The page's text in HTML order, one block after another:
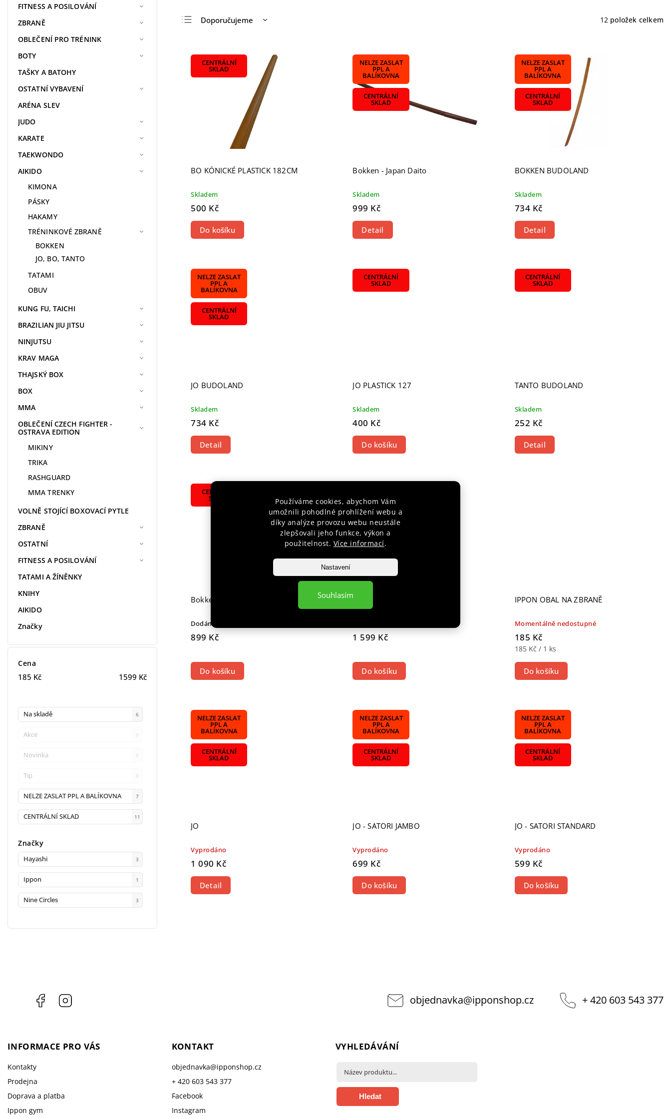
Používáme cookies, abychom Vám
umožnili pohodlné prohlížení webu a
díky analýze provozu webu neustále
zlepšovali jeho funkce, výkon a
použitelnost. Více informací.
Nastavení
Souhlasím
FITNESS A POSILOVÁNÍ
ZBRANĚ
OBLEČENÍ PRO TRÉNINK
BOTY
TAŠKY A BATOHY
OSTATNÍ VYBAVENÍ
ARÉNA SLEV
JUDO
KARATE
TAEKWONDO
AIKIDO
KIMONA
PÁSKY
HAKAMY
TRÉNINKOVÉ ZBRANĚ
BOKKEN
JO, BO, TANTO
TATAMI
OBUV
KUNG FU, TAICHI
BRAZILIAN JIU JITSU
NINJUTSU
KRAV MAGA
THAJSKÝ BOX
BOX
MMA
OBLEČENÍ CZECH FIGHTER -
OSTRAVA EDITION
MIKINY
TRIKA
RASHGUARD
MMA TRENKY
VOLNĚ STOJÍCÍ BOXOVACÍ PYTLE
ZBRANĚ
OSTATNÍ
FITNESS A POSILOVÁNÍ
TATAMI A ŽÍNĚNKY
KNIHY
AIKIDO
Značky
Cena
185 Kč 1599 Kč
Na skladě 6
Akce 0
Novinka 0
Tip 0
NELZE ZASLAT PPL A BALÍKOVNA 7
CENTRÁLNÍ SKLAD 11
Značky
Hayashi 3
Ippon 1
Nine Circles 3
Doporučujeme
Nejdražší
Nejprodávanější
12 položek celkem
CENTRÁLNÍ
SKLAD
BO KÓNICKÉ PLASTICK 182CM
Skladem
500 Kč
Do košíku
NELZE ZASLAT
PPL A
BALÍKOVNA
CENTRÁLNÍ
SKLAD
Bokken - Japan Daito
Skladem
999 Kč
Detail
NELZE ZASLAT
PPL A
BALÍKOVNA
CENTRÁLNÍ
SKLAD
BOKKEN BUDOLAND
Skladem
734 Kč
Detail
NELZE ZASLAT
PPL A
BALÍKOVNA
CENTRÁLNÍ
SKLAD
JO BUDOLAND
Skladem
734 Kč
Detail
CENTRÁLNÍ
SKLAD
JO PLASTICK 127
Skladem
400 Kč
Do košíku
CENTRÁLNÍ
SKLAD
TANTO BUDOLAND
Skladem
252 Kč
Detail
CENTRÁLNÍ
SKLAD
Bokken Satori Daito 103cm
Dodáme do 14 dní
899 Kč
Do košíku
PPL A
BALÍKOVNA
CENTRÁLNÍ
SKLAD
Bokken - Japan Daito
1 599 Kč
Do košíku
IPPON OBAL NA ZBRANĚ
Momentálně nedostupné
185 Kč
185 Kč / 1 ks
Do košíku
NELZE ZASLAT
PPL A
BALÍKOVNA
CENTRÁLNÍ
SKLAD
JO
Vyprodáno
1 090 Kč
Detail
NELZE ZASLAT
PPL A
BALÍKOVNA
CENTRÁLNÍ
SKLAD
JO - SATORI JAMBO
Vyprodáno
699 Kč
Do košíku
NELZE ZASLAT
PPL A
BALÍKOVNA
CENTRÁLNÍ
SKLAD
JO - SATORI STANDARD
Vyprodáno
599 Kč
Do košíku
Facebook objednavka@ipponshop.cz + 420 603 543 377
INFORMACE PRO VÁS
Kontakty
Prodejna
Doprava a platba
Ippon gym
KONTAKT
objednavka@ipponshop.cz
+ 420 603 543 377
Facebook
Instagram
VYHLEDÁVÁNÍ
Hledat